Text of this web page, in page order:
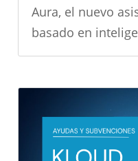
Aura, el nuevo
basado en